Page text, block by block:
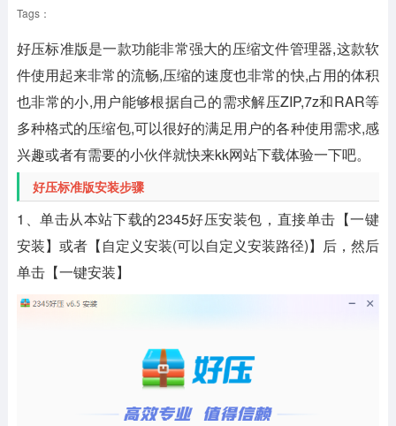
Tags：
好压标准版是一款功能非常强大的压缩文件管理器,这款软
件使用起来非常的流畅,压缩的速度也非常的快,占用的体积
也非常的小,用户能够根据自己的需求解压ZIP,7z和RAR等
多种格式的压缩包,可以很好的满足用户的各种使用需求,感
兴趣或者有需要的小伙伴就快来kk网站下载体验一下吧。
好压标准版安装步骤
1、单击从本站下载的2345好压安装包，直接单击【一键
安装】或者【自定义安装(可以自定义安装路径)】后，然后
单击【一键安装】